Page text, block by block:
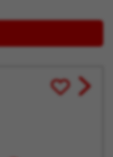
Enregistrer
pour
View
job